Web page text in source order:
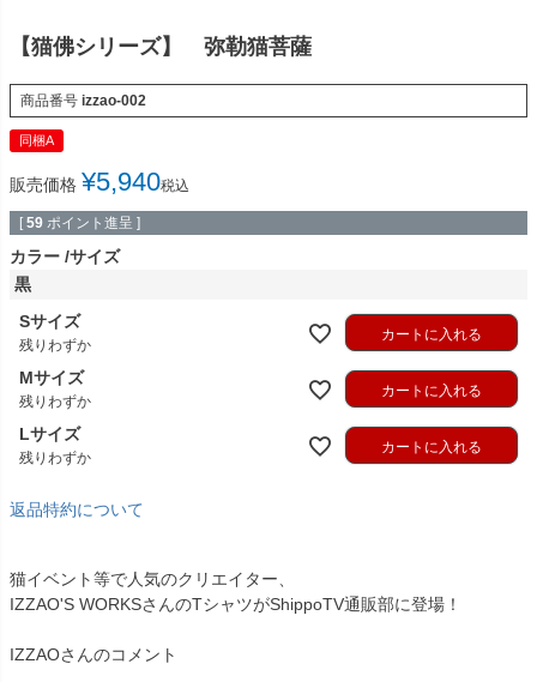
【猫佛シリーズ】 弥勒猫菩薩
商品番号 izzao-002
同梱A
販売価格 ¥5,940税込
[ 59 ポイント進呈 ]
カラー サイズ
黒
Sサイズ
残りわずか
カートに入れる
Mサイズ
残りわずか
カートに入れる
Lサイズ
残りわずか
カートに入れる
返品特約について
猫イベント等で人気のクリエイター、
IZZAO'S WORKSさんのTシャツがShippoTV通販部に登場！
IZZAOさんのコメント